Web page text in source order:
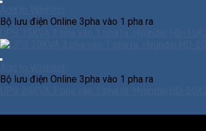
Bộ lưu điện Online 3pha vào 1 pha ra
Bộ lưu điện Online 3pha vào 1 pha ra